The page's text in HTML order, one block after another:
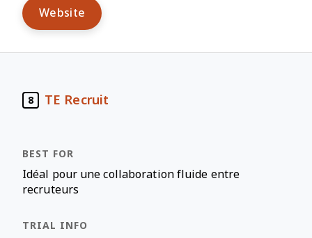
Website
8 TE Recruit
Idéal pour une collaboration fluide entre
recruteurs